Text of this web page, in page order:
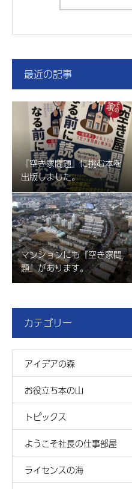
最近の記事
『空き家問題』に挑む本を
出版しました。
マンションにも『空き家問
題』があります。
カテゴリー
アイデアの森
お役立ち本の山
トピックス
ようこそ社長の仕事部屋
ライセンスの海